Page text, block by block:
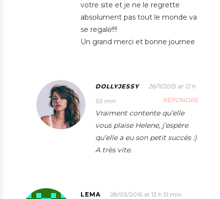
votre site et je ne le regrette
absolument pas tout le monde va
se regalė!!!!
Un grand merci et bonne journee
DOLLYJESSY
26/11/2015 at 12 h
55 min
RÉPONDRE
Vraiment contente qu’elle
vous plaise Helene, j’espère
qu’elle a eu son petit succès :)
A très vite.
LEMA
28/03/2016 at 13 h 51 min